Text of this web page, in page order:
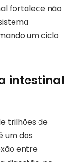
fortalece não
um ciclo
intestinal
trilhões de
um dos
entre